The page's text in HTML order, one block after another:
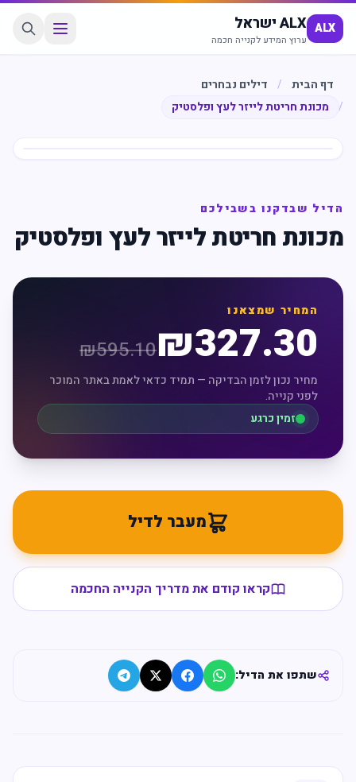
ALX ALX ישראל
ערוץ המידע לקנייה חכמה
דף הבית /
דילים נבחרים
/
מכונת חריטת לייזר לעץ ופלסטיק
הדיל שבדקנו בשבילכם
מכונת חריטת לייזר לעץ ופלסטיק
המחיר שמצאנו
₪327.30
₪595.10
מחיר נכון לזמן הבדיקה — תמיד כדאי לאמת באתר המוכר
לפני קנייה.
זמין כרגע
מעבר לדיל
קראו קודם את מדריך הקנייה החכמה
שתפו את הדיל: